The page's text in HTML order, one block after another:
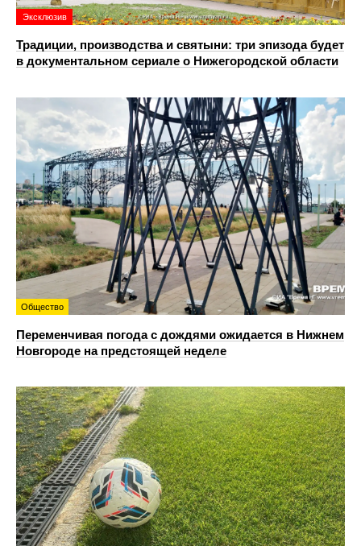
Эксклюзив
Традиции, производства и святыни: три эпизода будет
в документальном сериале о Нижегородской области
Общество
Переменчивая погода с дождями ожидается в Нижнем
Новгороде на предстоящей неделе